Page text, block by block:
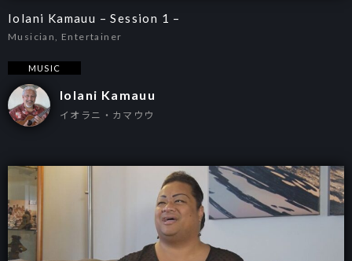
Iolani Kamauu – Session 1 –
Musician, Entertainer
MUSIC
Iolani Kamauu
イオラニ・カマウウ